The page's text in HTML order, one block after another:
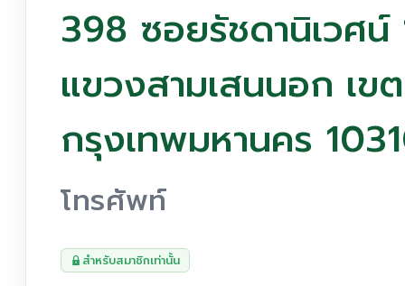
398 ซอยรัชดานิเวศ
แขวงสามเสนนอก เข
กรุงเทพมหานคร
โทรศัพท์
สำหรับสมาชิกเท่านั้น